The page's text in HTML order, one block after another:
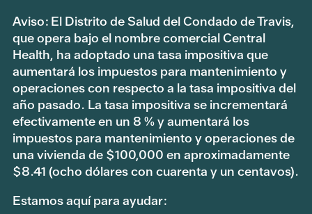
Aviso: El Distrito de Salud del Condado de Travis,
que opera bajo el nombre comercial Central
Health, ha adoptado una tasa impositiva que
aumentará los impuestos para mantenimiento y
operaciones con respecto a la tasa impositiva del
año pasado. La tasa impositiva se incrementará
efectivamente en un 8 % y aumentará los
impuestos para mantenimiento y operaciones de
una vivienda de $100,000 en aproximadamente
$8.41 (ocho dólares con cuarenta y un centavos).
Estamos aquí para ayudar: